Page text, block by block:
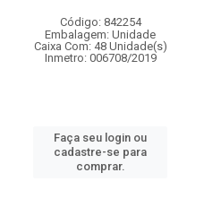
Código: 842254
Embalagem: Unidade
Caixa Com: 48 Unidade(s)
Inmetro: 006708/2019
Faça seu login ou
cadastre-se para
comprar.